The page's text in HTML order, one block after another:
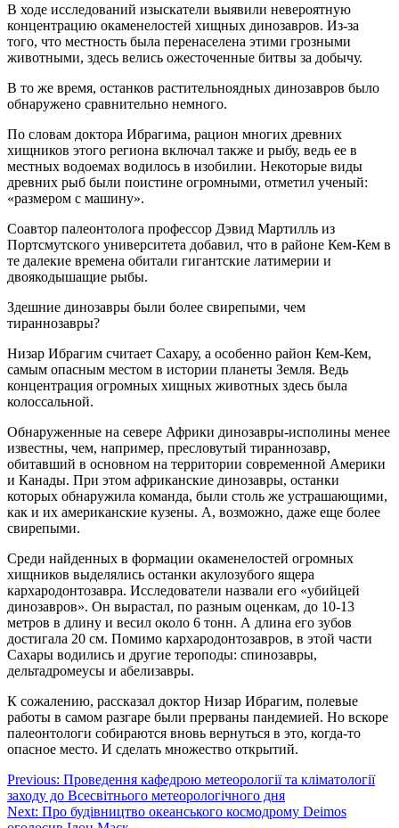
В ходе исследований изыскатели выявили невероятную
концентрацию окаменелостей хищных динозавров. Из-за
того, что местность была перенаселена этими грозными
животными, здесь велись ожесточенные битвы за добычу.
В то же время, останков растительноядных динозавров было
обнаружено сравнительно немного.
По словам доктора Ибрагима, рацион многих древних
хищников этого региона включал также и рыбу, ведь ее в
местных водоемах водилось в изобилии. Некоторые виды
древних рыб были поистине огромными, отметил ученый:
«размером с машину».
Соавтор палеонтолога профессор Дэвид Мартилль из
Портсмутского университета добавил, что в районе Кем-Кем в
те далекие времена обитали гигантские латимерии и
двоякодышащие рыбы.
Здешние динозавры были более свирепыми, чем
тираннозавры?
Низар Ибрагим считает Сахару, а особенно район Кем-Кем,
самым опасным местом в истории планеты Земля. Ведь
концентрация огромных хищных животных здесь была
колоссальной.
Обнаруженные на севере Африки динозавры-исполины менее
известны, чем, например, пресловутый тираннозавр,
обитавший в основном на территории современной Америки
и Канады. При этом африканские динозавры, останки
которых обнаружила команда, были столь же устрашающими,
как и их американские кузены. А, возможно, даже еще более
свирепыми.
Среди найденных в формации окаменелостей огромных
хищников выделялись останки акулозубого ящера
кархародонтозавра. Исследователи назвали его «убийцей
динозавров». Он вырастал, по разным оценкам, до 10-13
метров в длину и весил около 6 тонн. А длина его зубов
достигала 20 см. Помимо кархародонтозавров, в этой части
Сахары водились и другие тероподы: спинозавры,
дельтадромеусы и абелизавры.
К сожалению, рассказал доктор Низар Ибрагим, полевые
работы в самом разгаре были прерваны пандемией. Но вскоре
палеонтологи собираются вновь вернуться в это, когда-то
опасное место. И сделать множество открытий.
Навігація
записів
Previous: Проведення кафедрою метеорології та кліматології
заходу до Всесвітнього метеорологічного дня
Next: Про будівництво океанського космодрому Deimos